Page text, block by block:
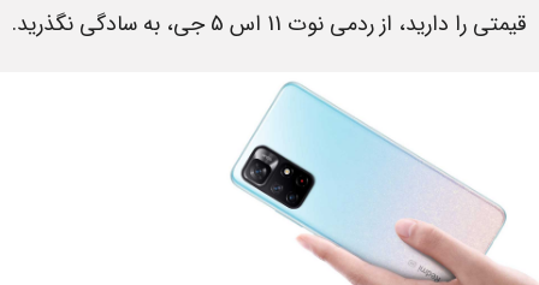
قیمتی را دارید، از ردمی نوت 11 اس 5 جی، به سادگی نگذرید.